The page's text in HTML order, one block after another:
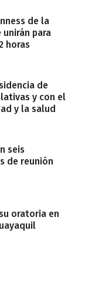
de la
para
horas
de
y con el
y la salud
seis
de reunión
oratoria en